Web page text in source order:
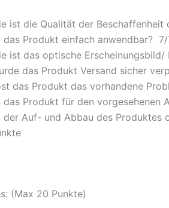
ist die Qualität der Beschaffenheit
das Produkt einfach anwendbar? 7/
ist das optische Erscheinungsbild/
das Produkt Versand sicher
das Produkt das vorhandene
das Produkt für den vorgesehenen
der Auf- und Abbau des Produktes
(Max 20 Punkte)